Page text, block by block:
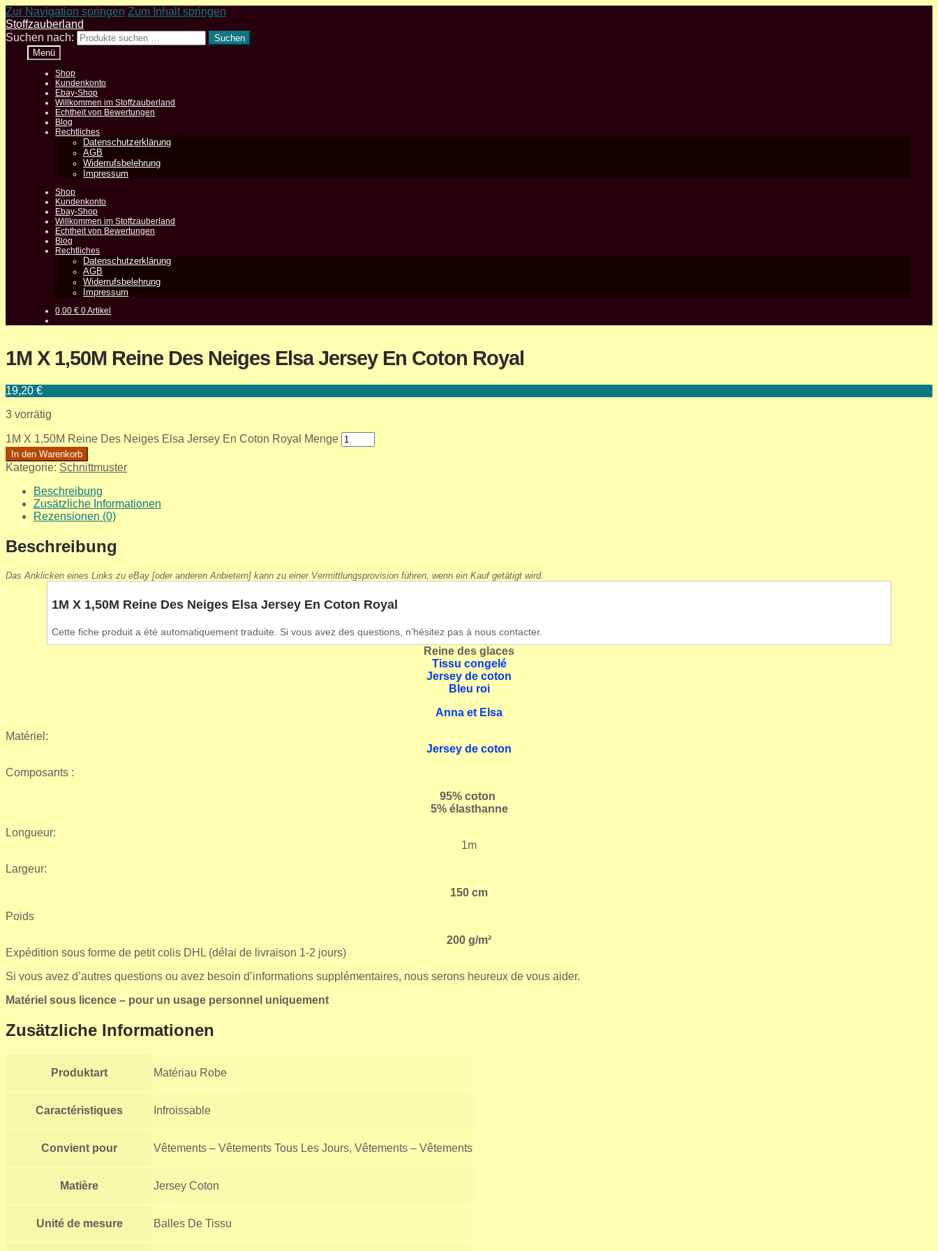
Zur Navigation springen Zum Inhalt springen
Stoffzauberland
Suchen nach:
Suchen
Menü
Shop
Kundenkonto
Ebay-Shop
Willkommen im Stoffzauberland
Echtheit von Bewertungen
Blog
Rechtliches
Datenschutzerklärung
AGB
Widerrufsbelehrung
Impressum
Shop
Kundenkonto
Ebay-Shop
Willkommen im Stoffzauberland
Echtheit von Bewertungen
Blog
Rechtliches
Datenschutzerklärung
AGB
Widerrufsbelehrung
Impressum
0,00€ 0 Artikel
1M X 1,50M Reine Des Neiges Elsa Jersey En Coton Royal
19,20 €
3 vorrätig
1M X 1,50M Reine Des Neiges Elsa Jersey En Coton Royal Menge
In den Warenkorb
Kategorie: Schnittmuster
Beschreibung
Zusätzliche Informationen
Rezensionen (0)
Beschreibung
Das Anklicken eines Links zu eBay [oder anderen Anbietern] kann zu einer Vermittlungsprovision führen, wenn ein Kauf getätigt wird.
1M X 1,50M Reine Des Neiges Elsa Jersey En Coton Royal
Cette fiche produit a été automatiquement traduite. Si vous avez des questions, n’hésitez pas à nous contacter.
Reine des glaces
Tissu congelé
Jersey de coton
Bleu roi
Anna et Elsa
Matériel:
Jersey de coton
Composants :
95% coton
5% élasthanne
Longueur:
1m
Largeur:
150 cm
Poids
200 g/m²
Expédition sous forme de petit colis DHL (délai de livraison 1-2 jours)
Si vous avez d’autres questions ou avez besoin d’informations supplémentaires, nous serons heureux de vous aider.
Matériel sous licence – pour un usage personnel uniquement
Zusätzliche Informationen
Produktart Matériau Robe
Caractéristiques Infroissable
Convient pour Vêtements – Vêtements Tous Les Jours, Vêtements – Vêtements
Matière Jersey Coton
Unité de mesure Balles De Tissu